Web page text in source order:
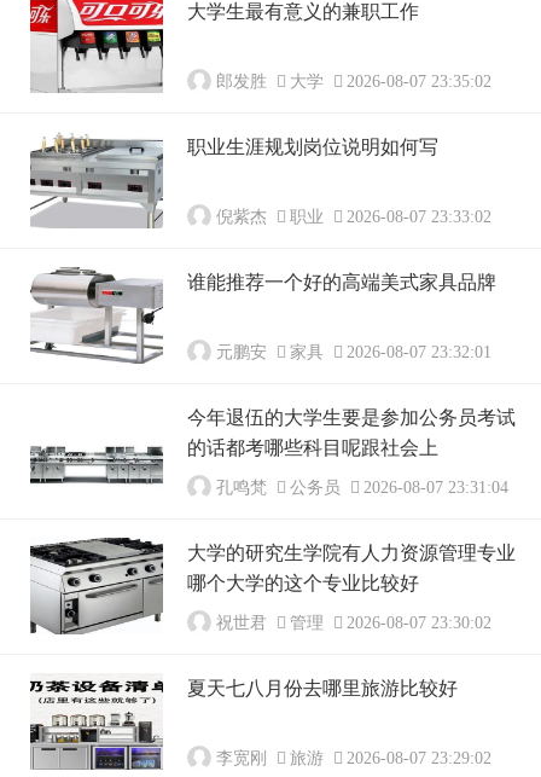
大学生最有意义的兼职工作
郎发胜 大学 2026-08-07 23:35:02
职业生涯规划岗位说明如何写
倪紫杰 职业 2026-08-07 23:33:02
谁能推荐一个好的高端美式家具品牌
元鹏安 家具 2026-08-07 23:32:01
今年退伍的大学生要是参加公务员考试
的话都考哪些科目呢跟社会上
孔鸣梵 公务员 2026-08-07 23:31:04
大学的研究生学院有人力资源管理专业
哪个大学的这个专业比较好
祝世君 管理 2026-08-07 23:30:02
夏天七八月份去哪里旅游比较好
李宽刚 旅游 2026-08-07 23:29:02